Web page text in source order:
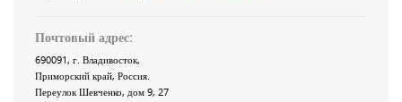
Почтовый адрес:
690091, г. Владивосток,
Приморский край, Россия
Переулок Шевченко, дом 9, 27